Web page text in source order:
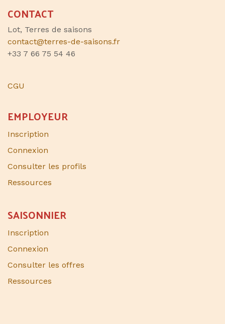
CONTACT
Lot, Terres de saisons
contact@terres-de-saisons.fr
+33 7 66 75 54 46
CGU
EMPLOYEUR
Inscription
Connexion
Consulter les profils
Ressources
SAISONNIER​
Inscription
Connexion
Consulter les offres
Ressources